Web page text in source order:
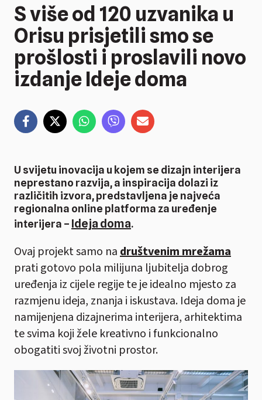
S više od 120 uzvanika u
Orisu prisjetili smo se
prošlosti i proslavili novo
izdanje Ideje doma
U svijetu inovacija u kojem se dizajn interijera
neprestano razvija, a inspiracija dolazi iz
različitih izvora, predstavljena je najveća
regionalna online platforma za uređenje
interijera – Ideja doma.
Ovaj projekt samo nadruštvenim mrežama
prati gotovo pola milijuna ljubitelja dobrog
uređenja iz cijele regije te je idealno mjesto za
razmjenu ideja, znanja i iskustava. Ideja doma je
namijenjena dizajnerima interijera, arhitektima
te svima koji žele kreativno i funkcionalno
obogatiti svoj životni prostor.